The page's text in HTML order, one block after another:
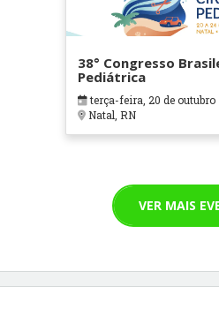
38° Congresso
Pediátrica
terça-feira, 20 de outubro
Natal, RN
VER MAIS